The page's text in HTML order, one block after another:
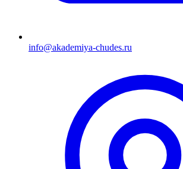
info@akademiya-chudes.ru